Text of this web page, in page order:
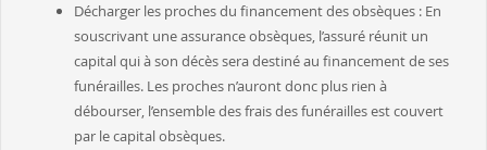
Décharger les proches du financement des obsèques : En
souscrivant une assurance obsèques, l’assuré réunit un
capital qui à son décès sera destiné au financement de ses
funérailles. Les proches n’auront donc plus rien à
débourser, l’ensemble des frais des funérailles est couvert
par le capital obsèques.